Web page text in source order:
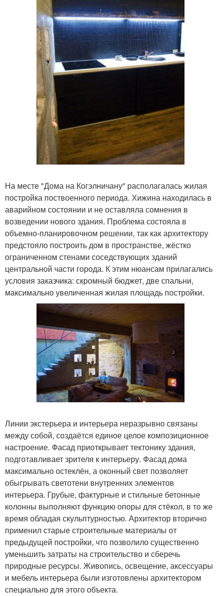
На месте "Дома на Когэлничану" располагалась жилая
постройка поствоенного периода. Хижина находилась в
аварийном состоянии и не оставляла сомнения в
возведении нового здания. Проблема состояла в
объемно-планировочном решении, так как архитектору
предстояло построить дом в пространстве, жёстко
ограниченном стенами соседствующих зданий
центральной части города. К этим нюансам прилагались
условия заказчика: скромный бюджет, две спальни,
максимально увеличенная жилая площадь постройки.
Линии экстерьера и интерьера неразрывно связаны
между собой, создаётся единое целое композиционное
настроение. Фасад приоткрывает тектонику здания,
подготавливает зрителя к интерьеру. Фасад дома
максимально остеклён, а оконный свет позволяет
обыгрывать светотени внутренних элементов
интерьера. Грубые, фактурные и стильные бетонные
колонны выполняют функцию опоры для стёкол, в то же
время обладая скульптурностью. Архитектор вторично
применил старые строительные материалы от
предыдущей постройки, что позволило существенно
уменьшить затраты на строительство и сберечь
природные ресурсы. Живопись, освещение, аксессуары
и мебель интерьера были изготовлены архитектором
специально для этого объекта.